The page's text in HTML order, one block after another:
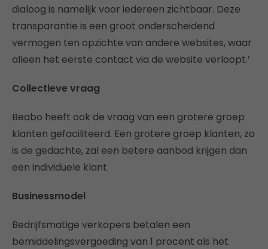
dialoog is namelijk voor iedereen zichtbaar. Deze
transparantie is een groot onderscheidend
vermogen ten opzichte van andere websites, waar
alleen het eerste contact via de website verloopt.’
Collectieve vraag
Beabo heeft ook de vraag van een grotere groep
klanten gefaciliteerd. Een grotere groep klanten, zo
is de gedachte, zal een betere aanbod krijgen dan
een individuele klant.
Businessmodel
Bedrijfsmatige verkopers betalen een
bemiddelingsvergoeding van 1 procent als het